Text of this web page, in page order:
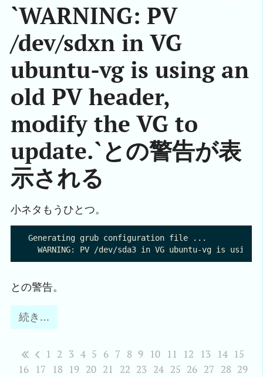
`WARNING: PV
/dev/sdxn in VG
ubuntu-vg is using an
old PV header,
modify the VG to
update.`との警告が表
示される
小ネタもうひとつ。
Generating grub configuration file ...
との警告。
続き…
1 2 3 4 5 6 7 8 9 10 11 12 13 14 15
16 17 18 19 20 21 22 23 24 25 26 27 28 29